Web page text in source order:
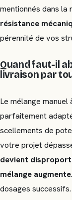
mentionnés dans la
résistance
pérennité de vos
Quand faut-il
livraison par
Le mélange
parfaitement
scellements de
votre projet
devient
mélange augmente
dosages successifs.